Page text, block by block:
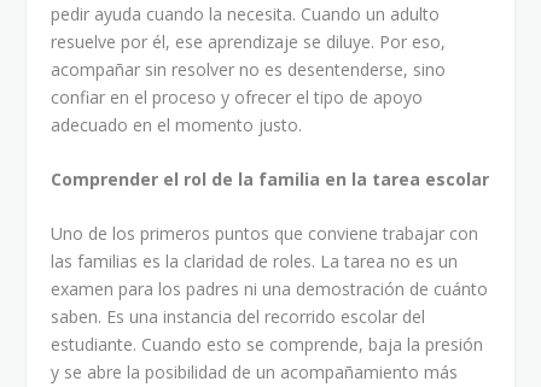
pedir ayuda cuando la necesita. Cuando un adulto
resuelve por él, ese aprendizaje se diluye. Por eso,
acompañar sin resolver no es desentenderse, sino
confiar en el proceso y ofrecer el tipo de apoyo
adecuado en el momento justo.
Comprender el rol de la familia en la tarea escolar
Uno de los primeros puntos que conviene trabajar con
las familias es la claridad de roles. La tarea no es un
examen para los padres ni una demostración de cuánto
saben. Es una instancia del recorrido escolar del
estudiante. Cuando esto se comprende, baja la presión
y se abre la posibilidad de un acompañamiento más